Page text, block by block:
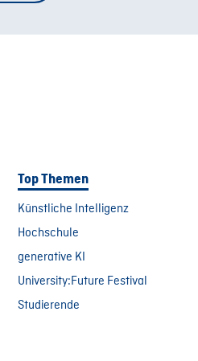
Top Themen
Künstliche Intelligenz
Hochschule
generative KI
University:Future Festival
Studierende